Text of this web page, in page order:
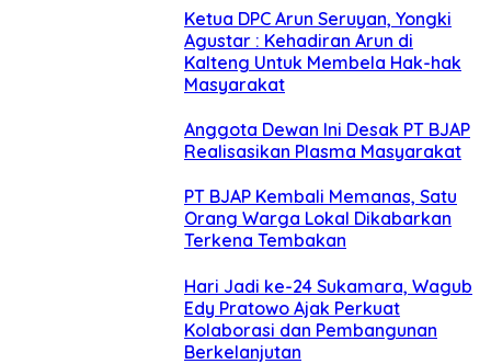
Ketua DPC Arun Seruyan, Yongki
Agustar : Kehadiran Arun di
Kalteng Untuk Membela Hak-hak
Masyarakat
Anggota Dewan Ini Desak PT BJAP
Realisasikan Plasma Masyarakat
PT BJAP Kembali Memanas, Satu
Orang Warga Lokal Dikabarkan
Terkena Tembakan
Hari Jadi ke-24 Sukamara, Wagub
Edy Pratowo Ajak Perkuat
Kolaborasi dan Pembangunan
Berkelanjutan